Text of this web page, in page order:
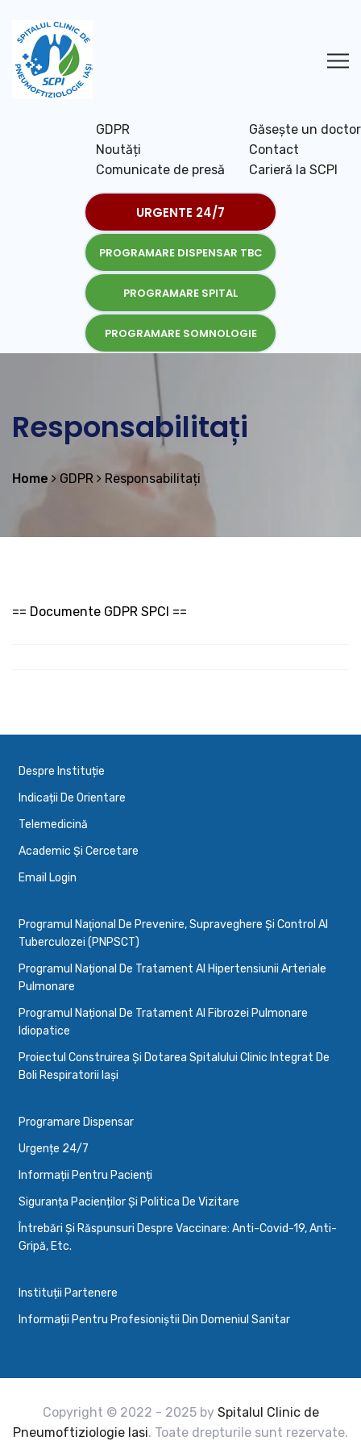
GDPR
Noutăți
Comunicate de presă
Găsește un doctor
Contact
Carieră la SCPI
URGENTE 24/7
PROGRAMARE DISPENSAR TBC
PROGRAMARE SPITAL
PROGRAMARE SOMNOLOGIE
Responsabilitați
Home GDPR Responsabilitați
== Documente GDPR SPCI ==
Despre Instituție
Indicații De Orientare
Telemedicină
Academic Și Cercetare
Email Login
Programul Naţional De Prevenire, Supraveghere Şi Control Al
Tuberculozei (PNPSCT)
Programul Național De Tratament Al Hipertensiunii Arteriale
Pulmonare
Programul Național De Tratament Al Fibrozei Pulmonare
Idiopatice
Proiectul Construirea Și Dotarea Spitalului Clinic Integrat De
Boli Respiratorii Iași
Programare Dispensar
Urgențe 24/7
Informații Pentru Pacienți
Siguranța Pacienților Și Politica De Vizitare
Întrebări Și Răspunsuri Despre Vaccinare: Anti-Covid-19, Anti-
Gripă, Etc.
Instituții Partenere
Informații Pentru Profesioniștii Din Domeniul Sanitar
Copyright © 2022 - 2025 by Spitalul Clinic de
Pneumoftiziologie Iasi. Toate drepturile sunt rezervate.